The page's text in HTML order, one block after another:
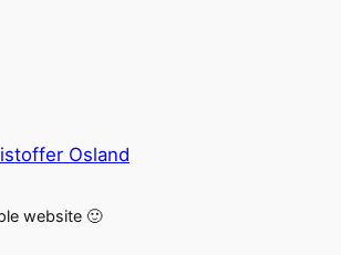
Osland
website 🙂